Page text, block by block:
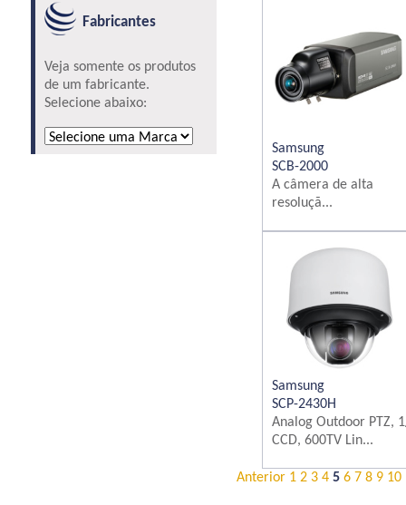
Fabricantes
Veja somente os produtos
de um fabricante.
Selecione abaixo:
Samsung
SCB-2000
A câmera de alta
resoluçã...
Samsung
SCP-2430H
Analog Outdoor PTZ,
CCD, 600TV Lin...
Anterior 1 2 3 4 5 6 7 8 9 10